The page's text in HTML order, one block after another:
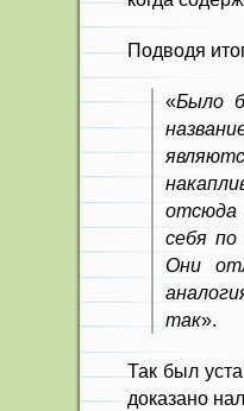
Подводя
«Было
отсюда
себя
Они
так».
Так был
доказано